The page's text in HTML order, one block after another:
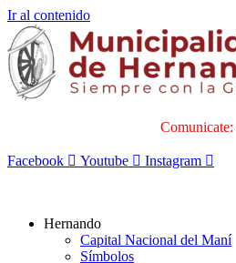
Ir al contenido
Comunicate:
Facebook Youtube Instagram
Hernando
Capital Nacional del Maní
Símbolos